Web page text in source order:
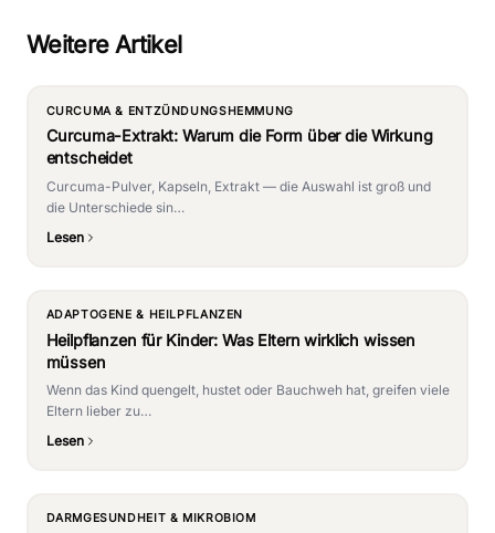
Weitere Artikel
CURCUMA & ENTZÜNDUNGSHEMMUNG
Curcuma-Extrakt: Warum die Form über die Wirkung
entscheidet
Curcuma-Pulver, Kapseln, Extrakt — die Auswahl ist groß und
die Unterschiede sin…
Lesen
ADAPTOGENE & HEILPFLANZEN
Heilpflanzen für Kinder: Was Eltern wirklich wissen
müssen
Wenn das Kind quengelt, hustet oder Bauchweh hat, greifen viele
Eltern lieber zu…
Lesen
DARMGESUNDHEIT & MIKROBIOM